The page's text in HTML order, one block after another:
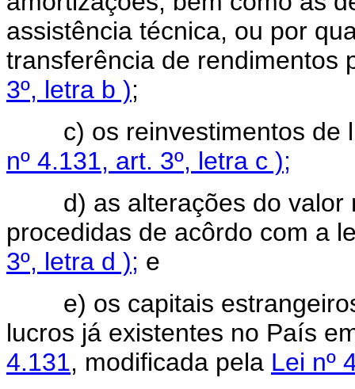
assistência técnica, ou por
transferência de rendimentos
3º, letra b );
c) os reinvestimentos de
nº 4.131, art. 3º, letra c );
d) as alterações do valor
procedidas de acôrdo com a
3º, letra d ); e
e) os capitais estrangeiros
lucros já existentes no País
4.131, modificada pela Lei nº